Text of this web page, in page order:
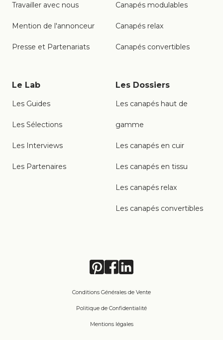
Travailler avec nous
Mention de l'annonceur
Presse et Partenariats
Canapés modulables
Canapés relax
Canapés convertibles
Le Lab
Les Guides
Les Sélections
Les Interviews
Les Partenaires
Les Dossiers
Les canapés haut de
gamme
Les canapés en cuir
Les canapés en tissu
Les canapés relax
Les canapés convertibles
Conditions Générales de Vente
Politique de Confidentialité
Mentions légales